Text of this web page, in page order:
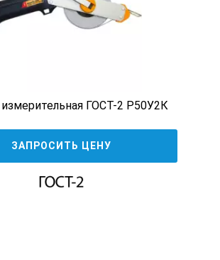
измерительная ГОСТ-2 Р50У2К
ЗАПРОСИТЬ ЦЕНУ